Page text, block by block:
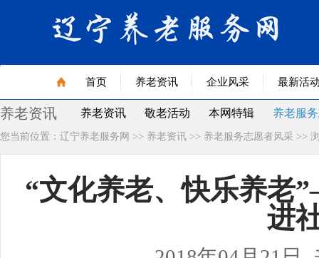
首页 养老资讯 企业风采 最新活
养老资讯 养老资讯 敬老活动 本网特辑 养老服
健康食品 老年艺术 老年书籍 老年用品
专题首页
您当前位置： 辽宁养老服务网 >> 养老资讯 >> 养老服务志愿者风采 >>
“文化养老、快乐养
进